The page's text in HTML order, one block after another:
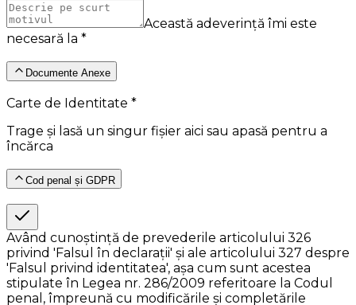
Această adeverință îmi este
necesară la *
Documente Anexe
Carte de Identitate *
Trage și lasă un singur fișier aici sau apasă pentru a
încărca
Cod penal și GDPR
Având cunoștință de prevederile articolului 326
privind 'Falsul în declarații' și ale articolului 327 despre
'Falsul privind identitatea', așa cum sunt acestea
stipulate în Legea nr. 286/2009 referitoare la Codul
penal, împreună cu modificările și completările